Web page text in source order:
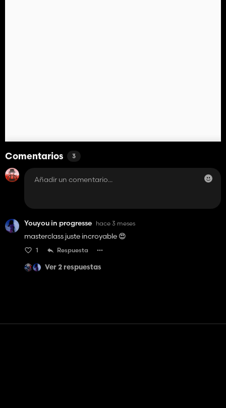
Comentarios 3
Youyou in progresse hace 3 meses
masterclass juste incroyable 😍
1 Respuesta
Ver 2 respuestas